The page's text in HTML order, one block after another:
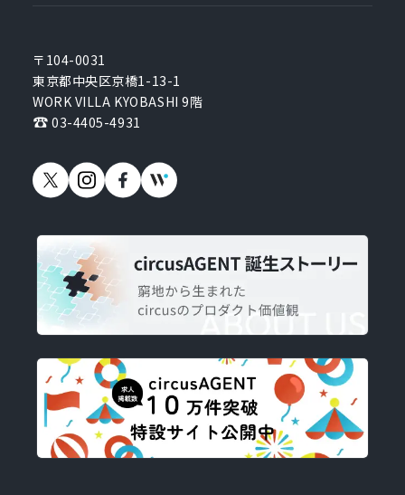
〒104-0031
東京都中央区京橋1-13-1
WORK VILLA KYOBASHI 9階
03-4405-4931